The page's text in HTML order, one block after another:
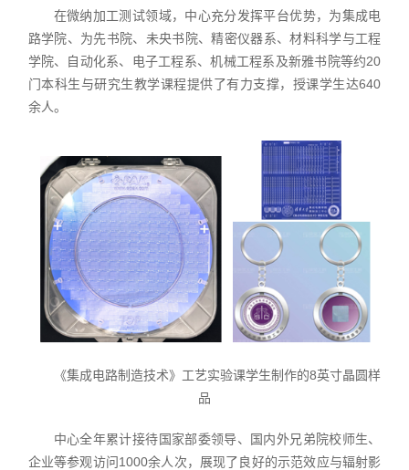
在微纳加工测试领域，中心充分发挥平台优势，为集成电
路学院、为先书院、未央书院、精密仪器系、材料科学与工程
学院、自动化系、电子工程系、机械工程系及新雅书院等约20
门本科生与研究生教学课程提供了有力支撑，授课学生达640
余人。
《集成电路制造技术》工艺实验课学生制作的8英寸晶圆样
品
中心全年累计接待国家部委领导、国内外兄弟院校师生、
企业等参观访问1000余人次，展现了良好的示范效应与辐射影